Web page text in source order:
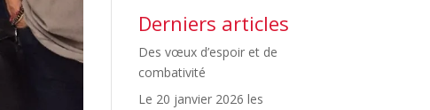
Derniers articles
Des vœux d’espoir et de
combativité
Le 20 janvier 2026 les